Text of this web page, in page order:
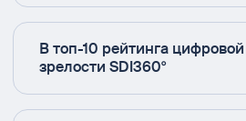
В топ-10 рейтинга цифровой
зрелости SDI360°